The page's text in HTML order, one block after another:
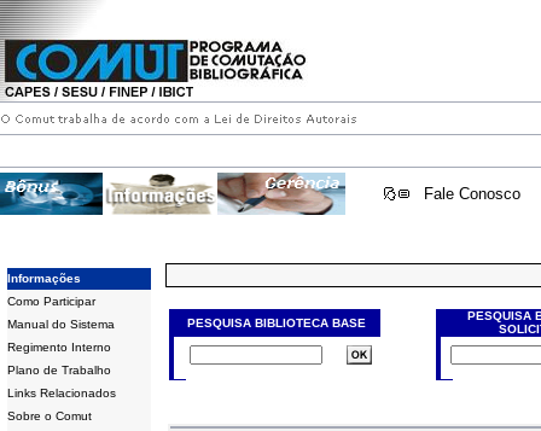
Fale Conosco
Informações
Como Participar
Manual do Sistema
Regimento Interno
Plano de Trabalho
Links Relacionados
Sobre o Comut
PESQUISA BIBLIOTECA BASE
PESQUISA